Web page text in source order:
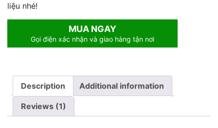
liệu nhé!
MUA NGAY
Gọi điện xác nhận và giao hàng tận nơi
Description Additional information
Reviews (1)